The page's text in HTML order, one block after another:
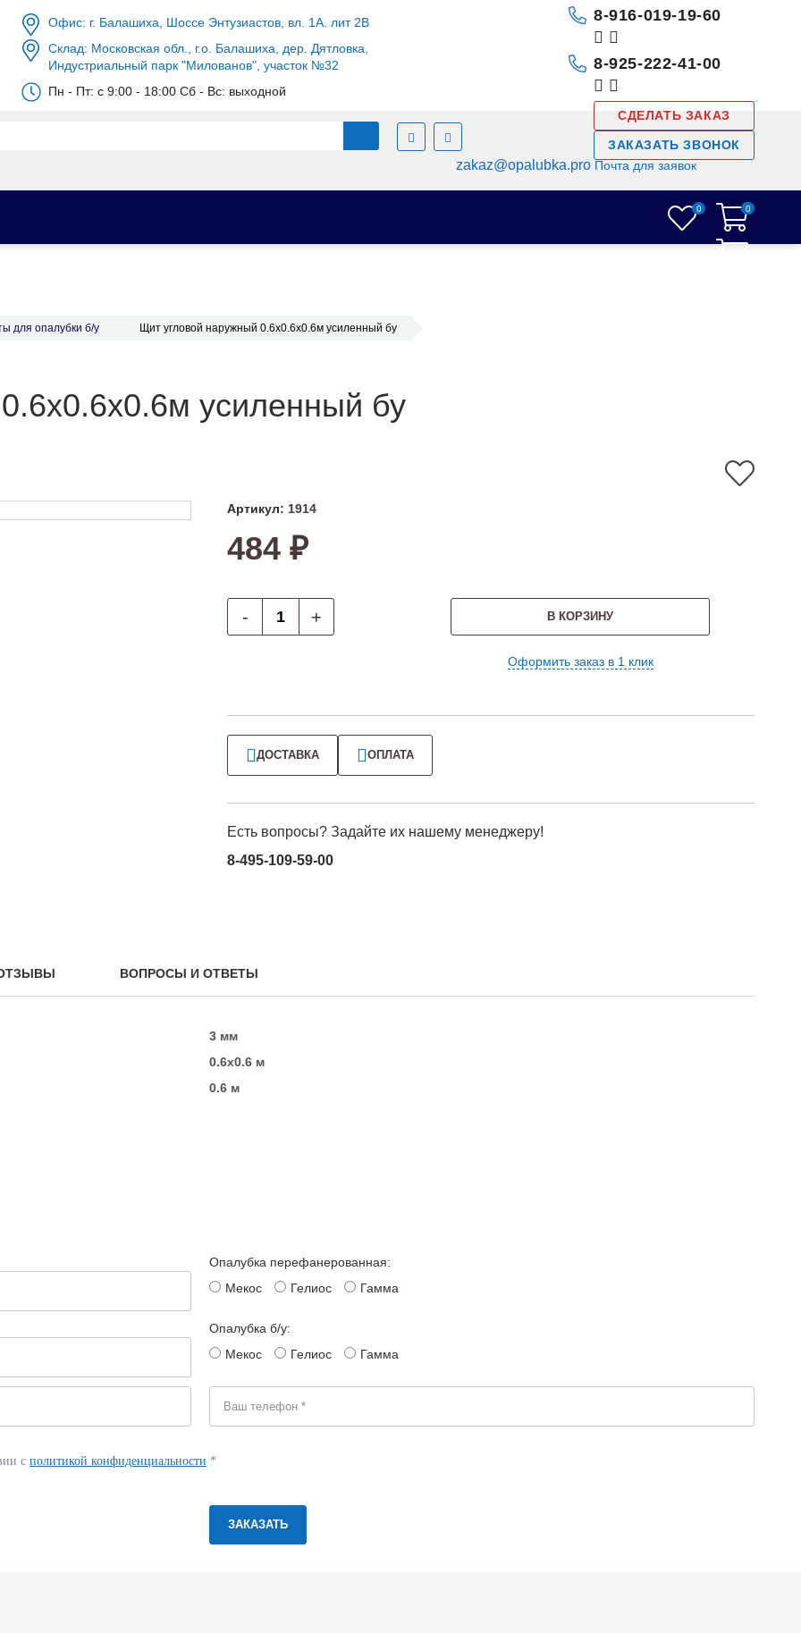
8-916-019-19-60
8-925-222-41-00
СДЕЛАТЬ ЗАКАЗ
ЗАКАЗАТЬ ЗВОНОК
Офис: г. Балашиха, Шоссе Энтузиастов, вл. 1А. лит 2В
Склад: Московская обл., г.о. Балашиха, дер. Дятловка,
Индустриальный парк "Милованов", участок №32
Пн - Пт: c 9:00 - 18:00 Сб - Вс: выходной
zakaz@opalubka.pro Почта для заявок
0 0
0
для опалубки б/у Щит угловой наружный 0.6х0.6х0.6м усиленный бу
усиленный бу
Артикул: 1914
484 ₽
- + В КОРЗИНУ
Оформить заказ в 1 клик
ДОСТАВКА ОПЛАТА
Есть вопросы? Задайте их нашему менеджеру!
8-495-109-59-00
ВОПРОСЫ И ОТВЕТЫ
3 мм
0.6х0.6 м
0.6 м
Опалубка перефанерованная:
Мекос
Гелиос Гамма
Опалубка б/у:
Мекос
Гелиос Гамма
с политикой конфиденциальности *